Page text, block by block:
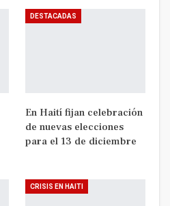
DESTACADAS
En Haití fijan celebración
de nuevas elecciones
para el 13 de diciembre
CRISIS EN HAITI